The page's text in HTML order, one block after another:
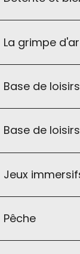
La grimpe
Base de
Base de
Jeux
Pêche
des Près